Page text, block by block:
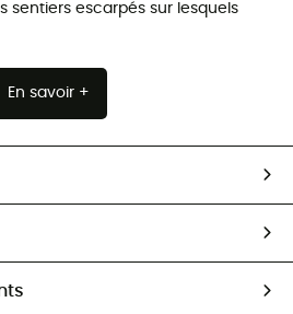
sentiers escarpés sur lesquels
En savoir +